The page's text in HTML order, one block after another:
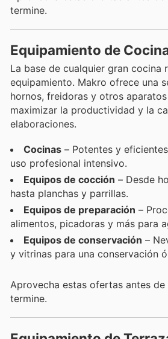
termine.
Equipamiento de
La base de cualquier gran cocina
equipamiento. Makro ofrece una
hornos, freidoras y otros
maximizar la productividad y la
elaboraciones.
Cocinas – Potentes y
uso profesional intensivo.
Equipos de cocción – Desde
hasta planchas y parrillas.
Equipos de preparación –
alimentos, picadoras y más para
Equipos de conservación –
y vitrinas para una conservación
Aprovecha estas ofertas antes
termine.